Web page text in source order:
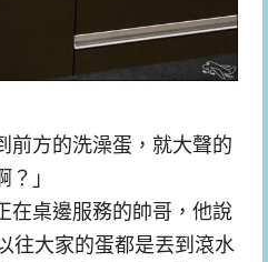
前方的洗澡蛋，就大聲的
」
在桌邊服務的帥哥，他說
往大家的蛋都是丟到滾水